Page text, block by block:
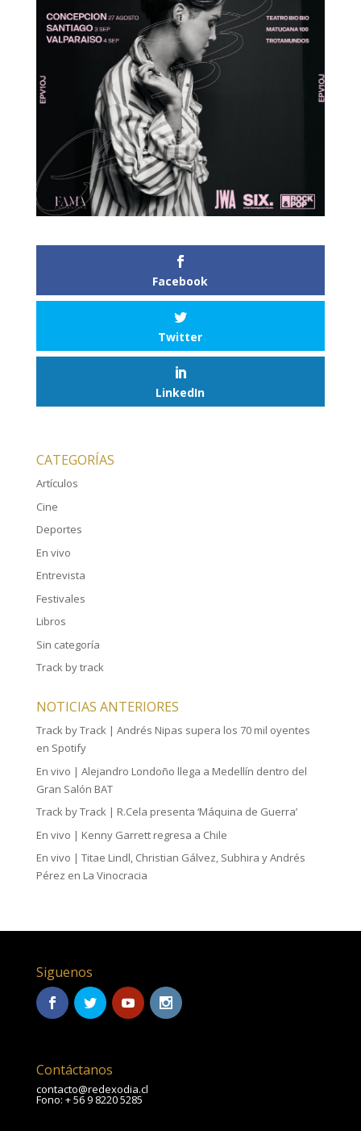
Facebook
Twitter
LinkedIn
CATEGORÍAS
Artículos
Cine
Deportes
En vivo
Entrevista
Festivales
Libros
Sin categoría
Track by track
NOTICIAS ANTERIORES
Track by Track | Andrés Nipas supera los 70 mil oyentes
en Spotify
En vivo | Alejandro Londoño llega a Medellín dentro del
Gran Salón BAT
Track by Track | R.Cela presenta ‘Máquina de Guerra’
En vivo | Kenny Garrett regresa a Chile
En vivo | Titae Lindl, Christian Gálvez, Subhira y Andrés
Pérez en La Vinocracia
Siguenos
Contáctanos
contacto@redexodia.cl
Fono: + 56 9 8220 5285